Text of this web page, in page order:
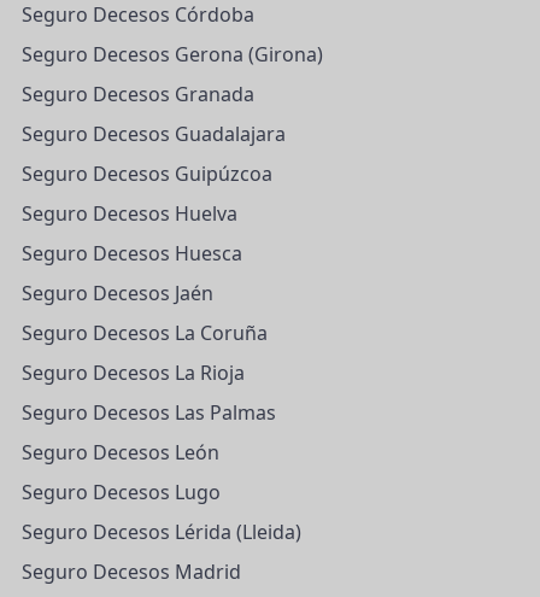
Seguro Decesos Córdoba
Seguro Decesos Gerona (Girona)
Seguro Decesos Granada
Seguro Decesos Guadalajara
Seguro Decesos Guipúzcoa
Seguro Decesos Huelva
Seguro Decesos Huesca
Seguro Decesos Jaén
Seguro Decesos La Coruña
Seguro Decesos La Rioja
Seguro Decesos Las Palmas
Seguro Decesos León
Seguro Decesos Lugo
Seguro Decesos Lérida (Lleida)
Seguro Decesos Madrid